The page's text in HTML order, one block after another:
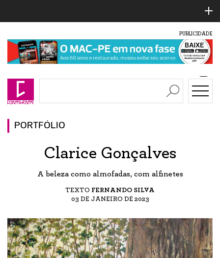
PUBLICIDADE
PORTFÓLIO
Clarice Gonçalves
A beleza como almofadas, com alfinetes
TEXTO FERNANDO SILVA
03 DE JANEIRO DE 2023